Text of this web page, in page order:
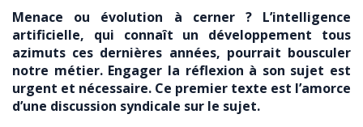
Menace ou évolution à cerner ? L’intelligence
artificielle, qui connaît un développement tous
azimuts ces dernières années, pourrait bousculer
notre métier. Engager la réflexion à son sujet est
urgent et nécessaire. Ce premier texte est l’amorce
d’une discussion syndicale sur le sujet.